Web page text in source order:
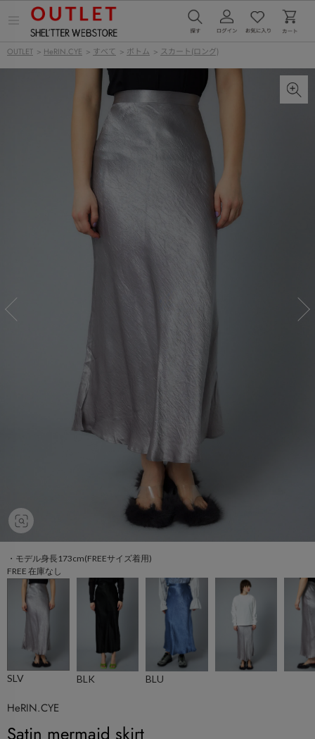
ー
を
OUTLET > HeRIN.CYE > すべて > ボトム > スカート(ロング)
・モデル身長173cm(FREEサイズ着用)
FREE 在庫なし
SLV BLK BLU
HeRIN.CYE
Satin mermaid skirt